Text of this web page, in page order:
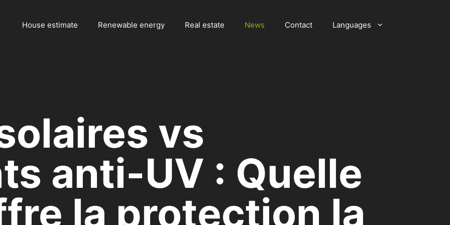
House estimate Renewable energy Real estate News Contact Languages
vs
anti-UV : Quelle
la protection la